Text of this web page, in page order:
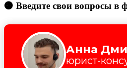
🟠 Введите свои вопросы в